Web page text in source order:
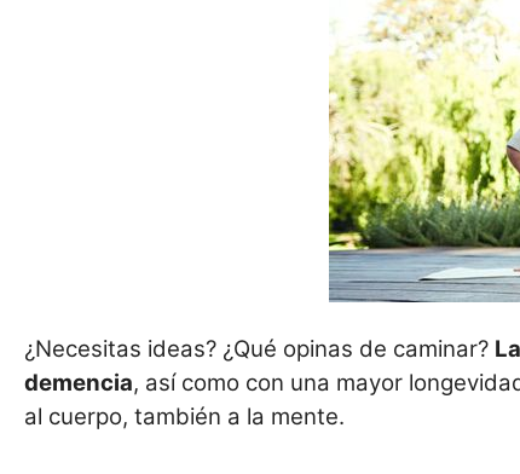
¿Necesitas ideas? ¿Qué opinas de caminar?
demencia, así como con una mayor
al cuerpo, también a la mente.